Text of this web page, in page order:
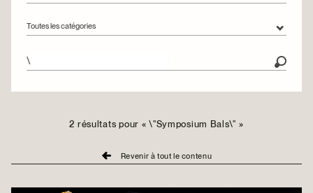
Tous les types
Toutes les catégories
Circuits urbains
Collections
2 résultats pour « \"Symposium Bals\" »
Revenir à tout le contenu